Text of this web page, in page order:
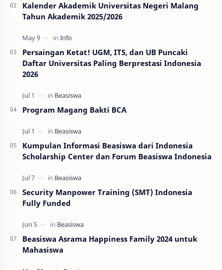
Kalender Akademik Universitas Negeri Malang
Tahun Akademik 2025/2026
Persaingan Ketat! UGM, ITS, dan UB Puncaki
Daftar Universitas Paling Berprestasi Indonesia
2026
Program Magang Bakti BCA
Kumpulan Informasi Beasiswa dari Indonesia
Scholarship Center dan Forum Beasiswa Indonesia
Security Manpower Training (SMT) Indonesia
Fully Funded
Beasiswa Asrama Happiness Family 2024 untuk
Mahasiswa